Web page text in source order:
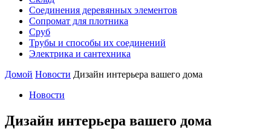
Соединения деревянных элементов
Сопромат для плотника
Сруб
Трубы и способы их соединений
Электрика и сантехника
Домой Новости Дизайн интерьера вашего дома
Новости
Дизайн интерьера вашего дома